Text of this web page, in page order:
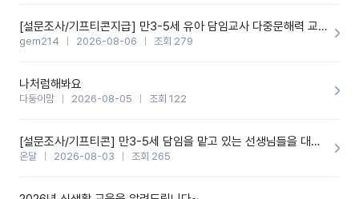
[설문조사/기프티콘지급] 만3-5세 유아 담임교사 다중문해력 교육 증진을 위한 설문조사
gem214 2026-08-06 조회 279
나처럼해봐요
다둥이맘 2026-08-05 조회 122
[설문조사/기프티콘] 만3-5세 담임을 맡고 있는 선생님들을 대상으로 설문조사를 합니다!
온달 2026-08-03 조회 265